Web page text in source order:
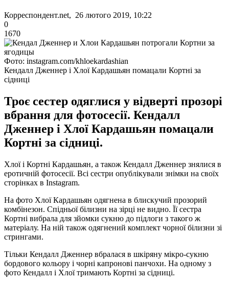
Корреспондент.net, 26 лютого 2019, 10:22
0
1670
Фото: instagram.com/khloekardashian
Кендалл Дженнер і Хлої Кардашьян помацали Кортні за
сідниці
Троє сестер одяглися у відверті прозорі
вбрання для фотосесії. Кендалл
Дженнер і Хлої Кардашьян помацали
Кортні за сідниці.
Хлої і Кортні Кардашьян, а також Кендалл Дженнер знялися в
еротичній фотосесії. Всі сестри опублікували знімки на своїх
сторінках в Instagram.
На фото Хлої Кардашьян одягнена в блискучий прозорий
комбінезон. Спідньої білизни на зірці не видно. Її сестра
Кортні вибрала для зйомки сукню до підлоги з такого ж
матеріалу. На ній також одягнений комплект чорної білизни зі
стрингами.
Тільки Кендалл Дженнер вбралася в шкіряну мікро-сукню
бордового кольору і чорні капронові панчохи. На одному з
фото Кендалл і Хлої тримають Кортні за сідниці.